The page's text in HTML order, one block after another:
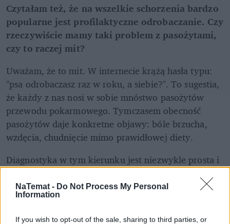
NaTemat - Do Not Process My Personal
Information
If you wish to opt-out of the sale, sharing to third parties, or
Czytałam też, że na wszelkie schorzenia bardzo
popularne jest profilaktyczne odrobaczanie. Czy
rzeczywiście mamy taki problem z pasożytami,
czy to raczej mit?
Uważam, że to mit. W internecie krążą hasła typu:
"psa odrobaczasz raz w roku, a siebie?". To sugestia,
że każdy z nas nosi w sobie mnóstwo pasożytów
przewodu pokarmowego. Tymczasem obecność
pasożytów daje konkretne objawy: bóle brzucha,
wzdęcia, chudnięcie mimo prawidłowej diety.
Diagnostyka w tym kierunku jest niezwykle prosta i
mało inwazyjna – wystarczy badanie kału na
obecność pasożytów. Jest ono łatwo dostępne i daje
jasną sytuację. Nie widzę żadnej konieczności
odrobaczania się "na zapas".